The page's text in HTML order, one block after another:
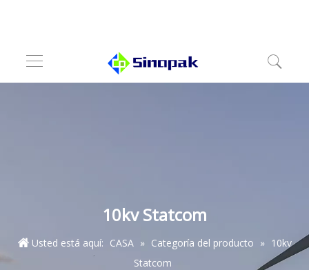
10kv Statcom
Usted está aquí: CASA » Categoría del producto » 10kv
Statcom